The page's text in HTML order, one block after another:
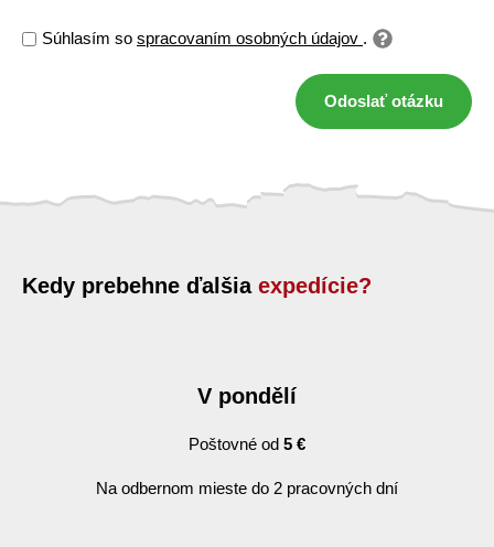
Súhlasím so spracovaním osobných údajov .
Odoslať otázku
Kedy prebehne ďalšia expedície?
V pondělí
Poštovné od 5 €
Na odbernom mieste do 2 pracovných dní